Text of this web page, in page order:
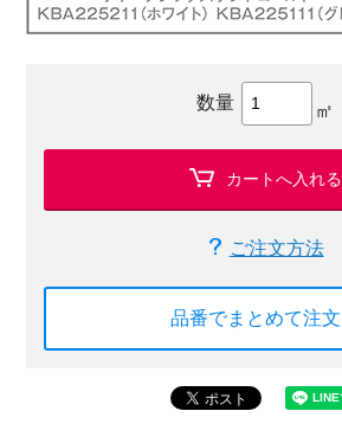
数量 ㎡
カートへ入れる
ご注文方法
品番でまとめて注文